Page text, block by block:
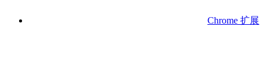
Chrome 扩展